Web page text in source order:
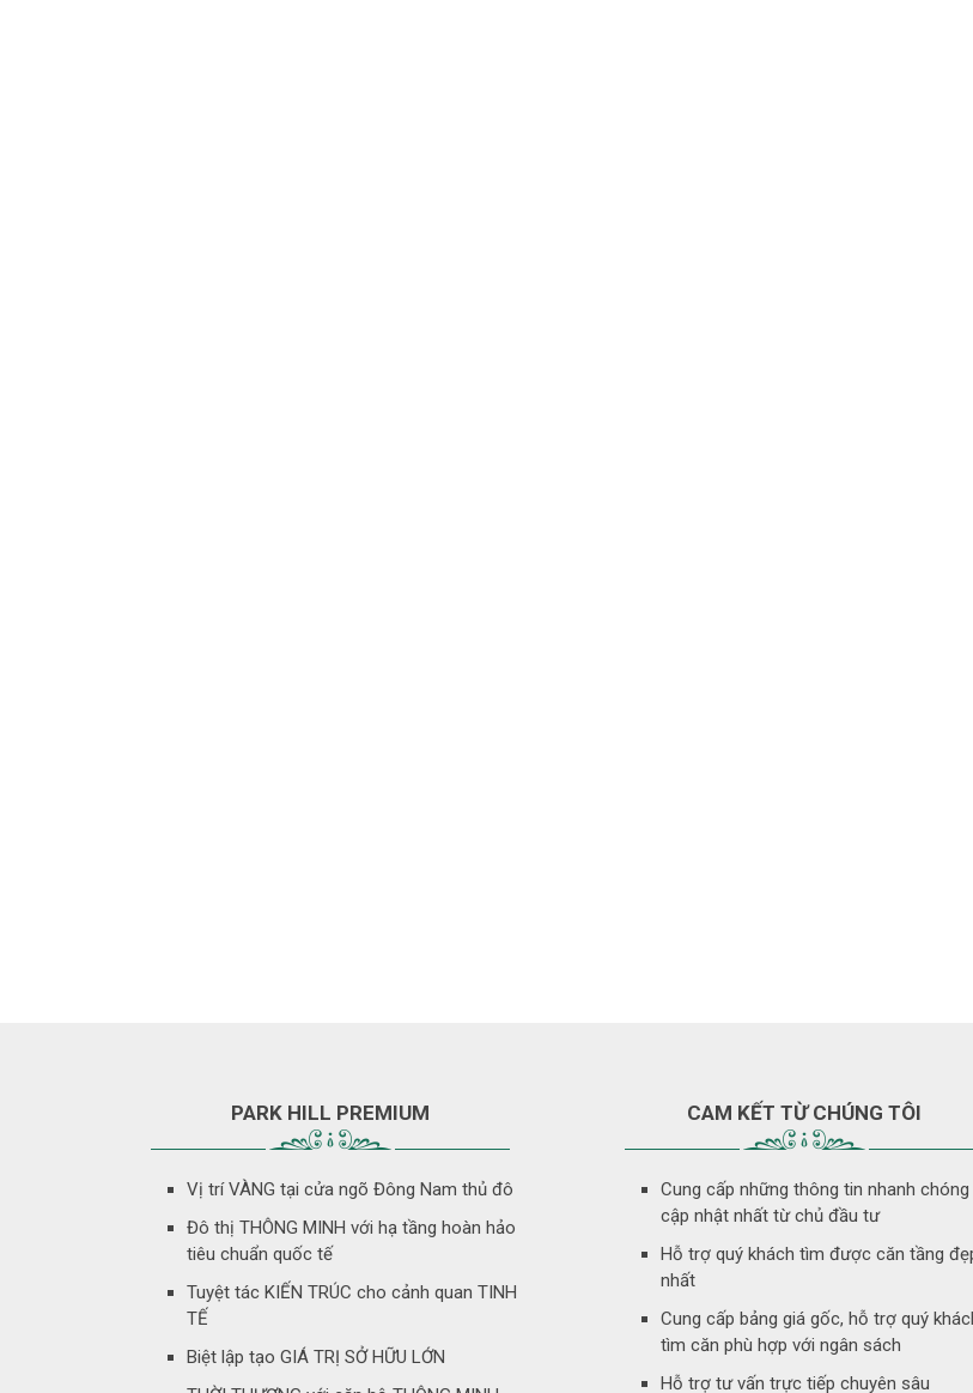
PARK HILL PREMIUM
Vị trí VÀNG tại cửa ngõ Đông Nam thủ đô
Đô thị THÔNG MINH với hạ tầng hoàn hảo
tiêu chuẩn quốc tế
Tuyệt tác KIẾN TRÚC cho cảnh quan TINH
TẾ
Biệt lập tạo GIÁ TRỊ SỞ HỮU LỚN
CAM KẾT TỪ CHÚNG TÔI
Cung cấp những thông tin nhanh chóng
cập nhật nhất từ chủ đầu tư
Hỗ trợ quý khách tìm được căn tầng
nhất
Cung cấp bảng giá gốc, hỗ trợ quý
tìm căn phù hợp với ngân sách
Hỗ trợ tư vấn trực tiếp chuyên sâu